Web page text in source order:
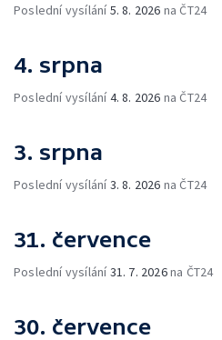
Poslední vysílání5. 8. 2026 na ČT24
4. srpna
Poslední vysílání4. 8. 2026 na ČT24
3. srpna
Poslední vysílání3. 8. 2026 na ČT24
31. července
Poslední vysílání31. 7. 2026na ČT24
30. července